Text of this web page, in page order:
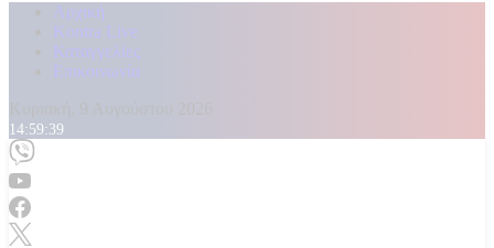
Αρχική
Kontra Live
Καταγγελίες
Επικοινωνία
14:59:40